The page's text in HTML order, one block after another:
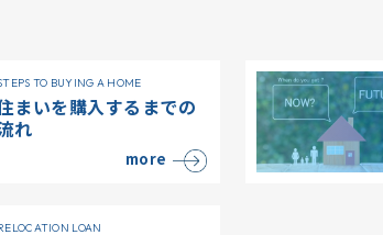
TO BUYING A HOME
まいを購入するまでの
れ
more
LOAN